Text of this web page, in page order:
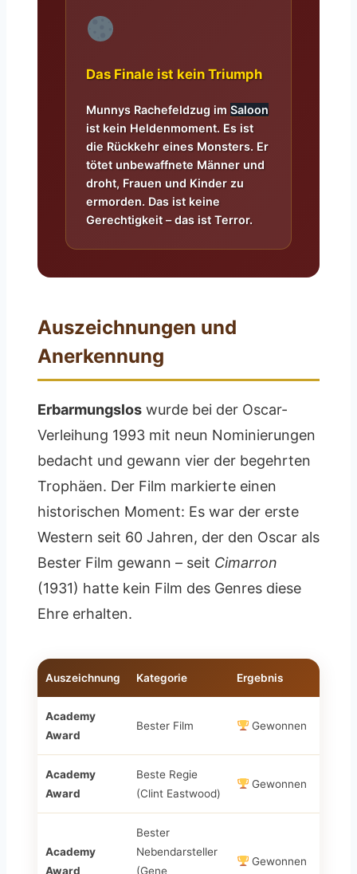
Das Finale ist kein Triumph
Munnys Rachefeldzug im Saloon
ist kein Heldenmoment. Es ist
die Rückkehr eines Monsters. Er
tötet unbewaffnete Männer und
droht, Frauen und Kinder zu
ermorden. Das ist keine
Gerechtigkeit – das ist Terror.
Auszeichnungen und
Anerkennung
Erbarmungslos wurde bei der Oscar-
Verleihung 1993 mit neun Nominierungen
bedacht und gewann vier der begehrten
Trophäen. Der Film markierte einen
historischen Moment: Es war der erste
Western seit 60 Jahren, der den Oscar als
Bester Film gewann – seit Cimarron
(1931) hatte kein Film des Genres diese
Ehre erhalten.
Auszeichnung Kategorie Ergebnis
Academy
Award
Bester Film Gewonnen
Academy
Award
Beste Regie
(Clint Eastwood)
Gewonnen
Academy
Award
Bester
Nebendarsteller
(Gene
Gewonnen